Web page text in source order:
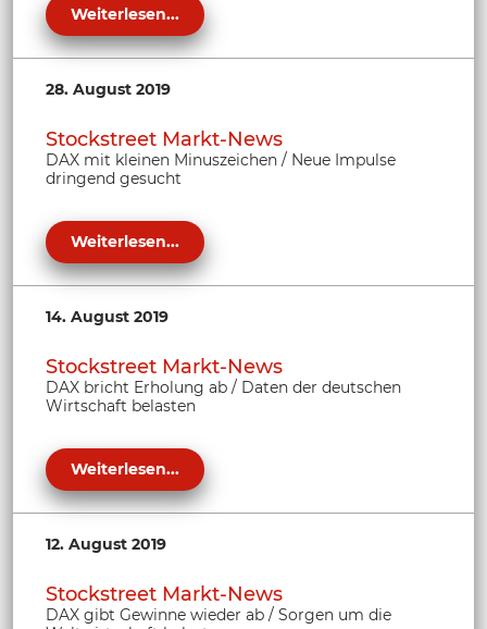
Weiterlesen...
28. August 2019
Stockstreet Markt-News
DAX mit kleinen Minuszeichen / Neue Impulse
dringend gesucht
Weiterlesen...
14. August 2019
Stockstreet Markt-News
DAX bricht Erholung ab / Daten der deutschen
Wirtschaft belasten
Weiterlesen...
12. August 2019
Stockstreet Markt-News
DAX gibt Gewinne wieder ab / Sorgen um die